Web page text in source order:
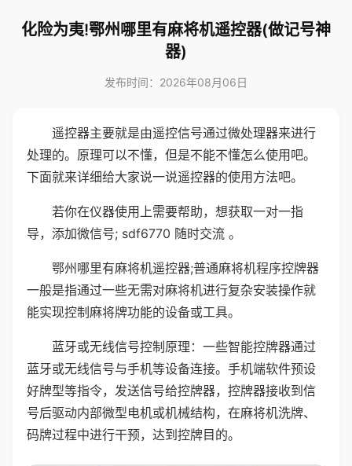
化险为夷!鄂州哪里有麻将机遥控器(做记号神
器)
发布时间：2026年08月06日
遥控器主要就是由遥控信号通过微处理器来进行
处理的。原理可以不懂，但是不能不懂怎么使用吧。
下面就来详细给大家说一说遥控器的使用方法吧。
若你在仪器使用上需要帮助，想获取一对一指
导，添加微信号; sdf6770 随时交流 。
鄂州哪里有麻将机遥控器;普通麻将机程序控牌器
一般是指通过一些无需对麻将机进行复杂安装操作就
能实现控制麻将牌功能的设备或工具。
蓝牙或无线信号控制原理：一些智能控牌器通过
蓝牙或无线信号与手机等设备连接。手机端软件预设
好牌型等指令，发送信号给控牌器，控牌器接收到信
号后驱动内部微型电机或机械结构，在麻将机洗牌、
码牌过程中进行干预，达到控牌目的。